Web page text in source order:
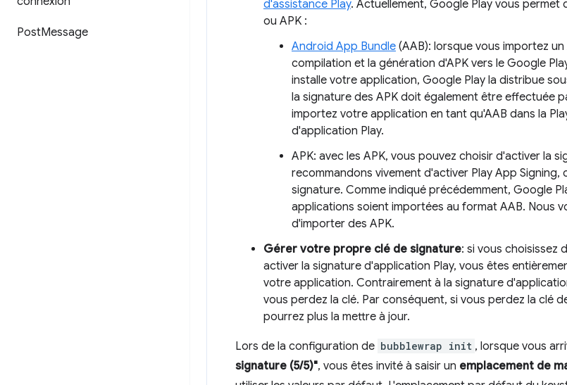
PostMessage
d'assistance Play. Actuellement, Google Play vous
ou APK :
Android App Bundle (AAB): lorsque vous importez
compilation et la génération d'APK vers le Google
installe votre application, Google Play la distribue
la signature des APK doit également être effectuée
importez votre application en tant qu'AAB dans la
d'application Play.
APK: avec les APK, vous pouvez choisir d'activer la
recommandons vivement d'activer Play App
signature. Comme indiqué précédemment, Google
applications soient importées au format AAB. Nous
d'importer des APK.
Gérer votre propre clé de signature: si vous choisissez
activer la signature d'application Play, vous êtes
votre application. Contrairement à la signature
vous perdez la clé. Par conséquent, si vous perdez la clé
pourrez plus la mettre à jour.
Lors de la configuration de bubblewrap init , lorsque vous
signature (5/5)", vous êtes invité à saisir un emplacement de